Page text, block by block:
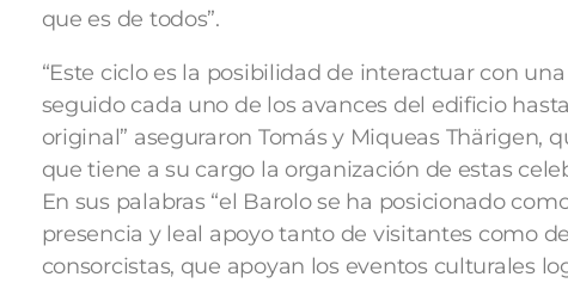
que es de todos”.
“Este ciclo es la posibilidad de interactuar con
seguido cada uno de los avances del edificio
original” aseguraron Tomás y Miqueas Thärigen,
que tiene a su cargo la organización de estas
En sus palabras “el Barolo se ha posicionado
presencia y leal apoyo tanto de visitantes como
consorcistas, que apoyan los eventos culturales